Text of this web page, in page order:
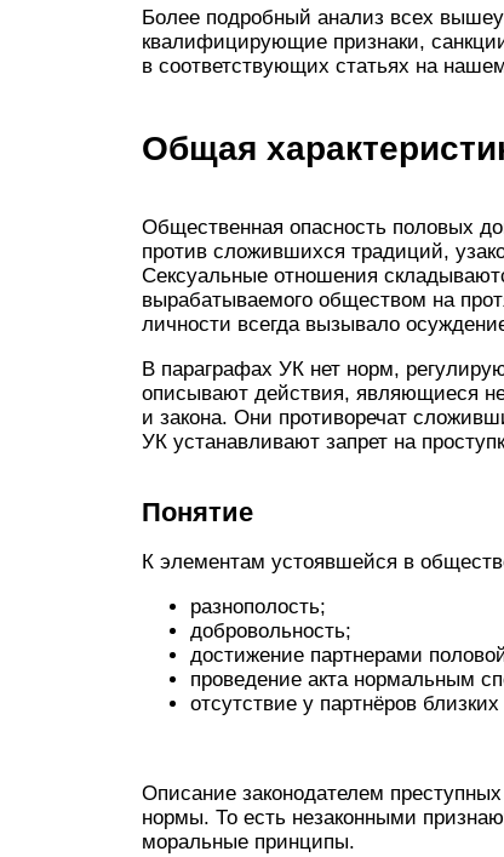
Более подробный анализ всех
квалифицирующие признаки,
в соответствующих статьях на
Общая
Общественная опасность половых
против сложившихся традиций,
Сексуальные отношения
вырабатываемого обществом на
личности всегда вызывало
В параграфах УК нет норм,
описывают действия, являющиеся
и закона. Они противоречат
УК устанавливают запрет на
Понятие
К элементам устоявшейся в
разнополость;
добровольность;
достижение партнерами
проведение акта нормальным
отсутствие у партнёров
Описание законодателем
нормы. То есть незаконными
моральные принципы.